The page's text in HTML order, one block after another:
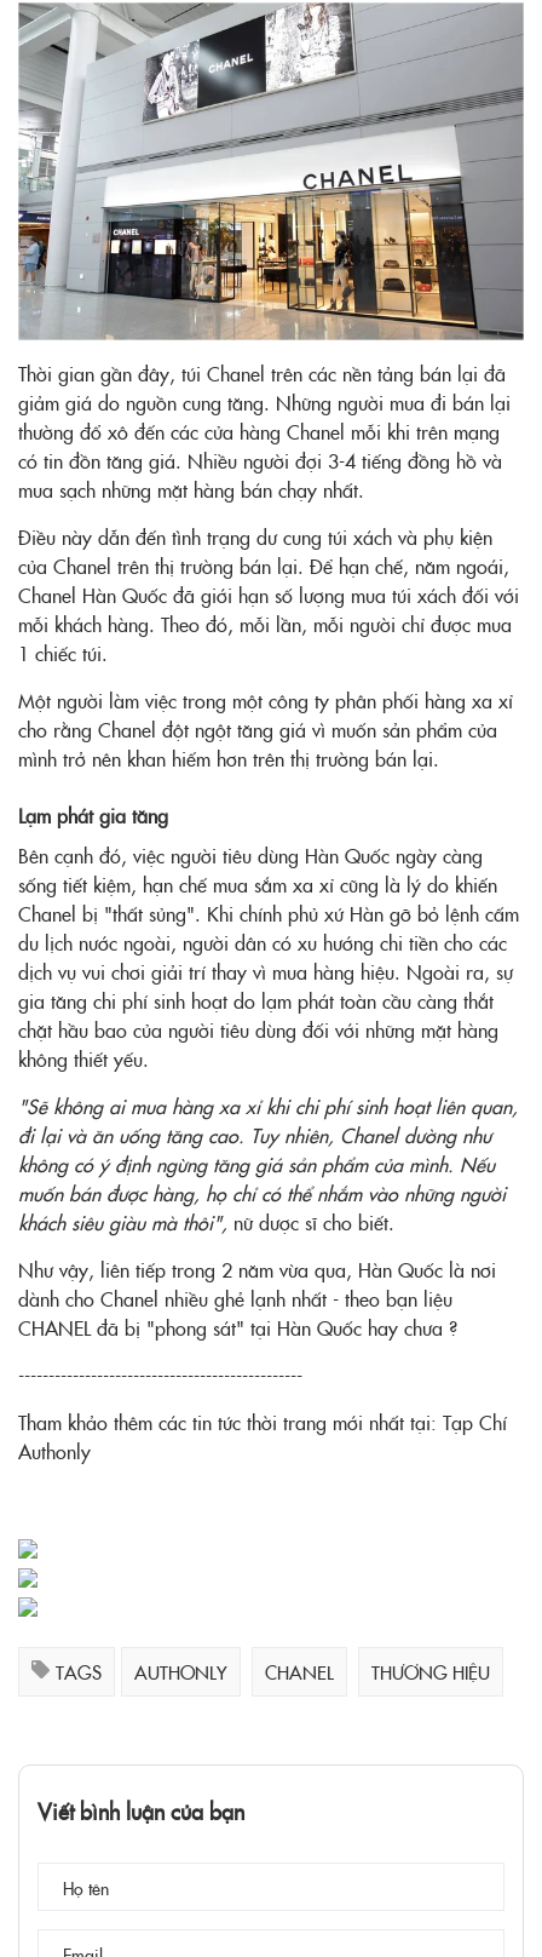
Thời gian gần đây, túi Chanel trên các nền tảng bán lại đã
giảm giá do nguồn cung tăng. Những người mua đi bán lại
thường đổ xô đến các cửa hàng Chanel mỗi khi trên mạng
có tin đồn tăng giá. Nhiều người đợi 3-4 tiếng đồng hồ và
mua sạch những mặt hàng bán chạy nhất.
Điều này dẫn đến tình trạng dư cung túi xách và phụ kiện
của Chanel trên thị trường bán lại. Để hạn chế, năm ngoái,
Chanel Hàn Quốc đã giới hạn số lượng mua túi xách đối với
mỗi khách hàng. Theo đó, mỗi lần, mỗi người chỉ được mua
1 chiếc túi.
Một người làm việc trong một công ty phân phối hàng xa xỉ
cho rằng Chanel đột ngột tăng giá vì muốn sản phẩm của
mình trở nên khan hiếm hơn trên thị trường bán lại.
Lạm phát gia tăng
Bên cạnh đó, việc người tiêu dùng Hàn Quốc ngày càng
sống tiết kiệm, hạn chế mua sắm xa xỉ cũng là lý do khiến
Chanel bị "thất sủng". Khi chính phủ xứ Hàn gỡ bỏ lệnh cấm
du lịch nước ngoài, người dân có xu hướng chi tiền cho các
dịch vụ vui chơi giải trí thay vì mua hàng hiệu. Ngoài ra, sự
gia tăng chi phí sinh hoạt do lạm phát toàn cầu càng thắt
chặt hầu bao của người tiêu dùng đối với những mặt hàng
không thiết yếu.
"Sẽ không ai mua hàng xa xỉ khi chi phí sinh hoạt liên quan,
đi lại và ăn uống tăng cao. Tuy nhiên, Chanel dường như
không có ý định ngừng tăng giá sản phẩm của mình. Nếu
muốn bán được hàng, họ chỉ có thể nhắm vào những người
khách siêu giàu mà thôi", nữ dược sĩ cho biết.
Như vậy, liên tiếp trong 2 năm vừa qua, Hàn Quốc là nơi
dành cho Chanel nhiều ghẻ lạnh nhất - theo bạn liệu
CHANEL đã bị "phong sát" tại Hàn Quốc hay chưa ?
-----------------------------------------------
Tham khảo thêm các tin tức thời trang mới nhất tại: Tạp Chí
Authonly
TAGS AUTHONLY CHANEL THƯƠNG HIỆU
Viết bình luận của bạn